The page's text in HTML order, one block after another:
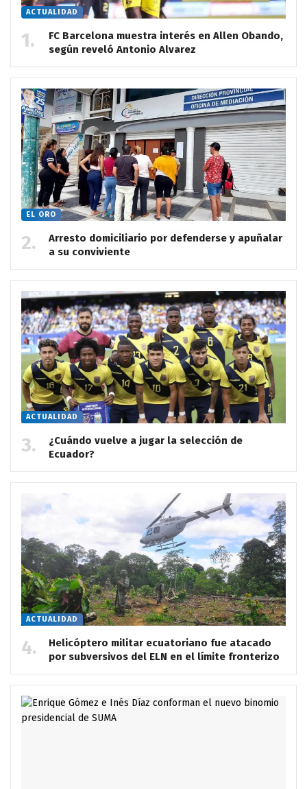
ACTUALIDAD
FC Barcelona muestra interés en Allen Obando,
según reveló Antonio Alvarez
EL ORO
Arresto domiciliario por defenderse y apuñalar
a su conviviente
ACTUALIDAD
¿Cuándo vuelve a jugar la selección de
Ecuador?
ACTUALIDAD
Helicóptero militar ecuatoriano fue atacado
por subversivos del ELN en el límite fronterizo